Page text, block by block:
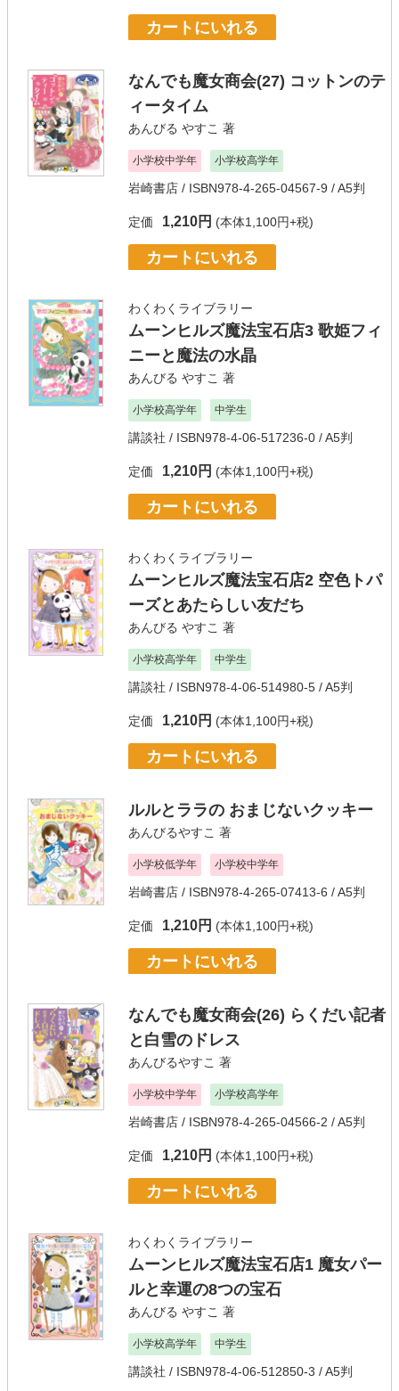
カートにいれる
なんでも魔女商会(27) コットンのテ
ィータイム
あんびる やすこ 著
小学校中学年 小学校高学年
岩崎書店 / ISBN978-4-265-04567-9 / A5判
定価 1,210円 (本体1,100円+税)
カートにいれる
わくわくライブラリー
ムーンヒルズ魔法宝石店3 歌姫フィ
ニーと魔法の水晶
あんびる やすこ 著
小学校高学年 中学生
講談社 / ISBN978-4-06-517236-0 / A5判
定価 1,210円 (本体1,100円+税)
カートにいれる
わくわくライブラリー
ムーンヒルズ魔法宝石店2 空色トパ
ーズとあたらしい友だち
あんびる やすこ 著
小学校高学年 中学生
講談社 / ISBN978-4-06-514980-5 / A5判
定価 1,210円 (本体1,100円+税)
カートにいれる
ルルとララの おまじないクッキー
あんびるやすこ 著
小学校低学年 小学校中学年
岩崎書店 / ISBN978-4-265-07413-6 / A5判
定価 1,210円 (本体1,100円+税)
カートにいれる
なんでも魔女商会(26) らくだい記者
と白雪のドレス
あんびるやすこ 著
小学校中学年 小学校高学年
岩崎書店 / ISBN978-4-265-04566-2 / A5判
定価 1,210円 (本体1,100円+税)
カートにいれる
わくわくライブラリー
ムーンヒルズ魔法宝石店1 魔女パー
ルと幸運の8つの宝石
あんびる やすこ 著
小学校高学年 中学生
講談社 / ISBN978-4-06-512850-3 / A5判